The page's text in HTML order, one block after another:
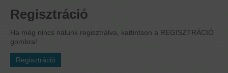
Regisztráció
Ha még nincs nálunk regisztrálva, kattintson a REGISZTRÁCIÓ
gombra!
Regisztráció